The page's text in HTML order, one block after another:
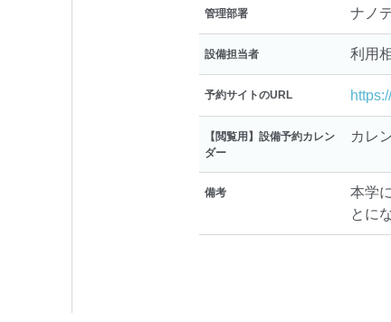
管理部署 ナノ
設備担当者 利用
予約サイトのURL
【閲覧用】設備予約カレン
ダー
カレ
備考
本学
とに